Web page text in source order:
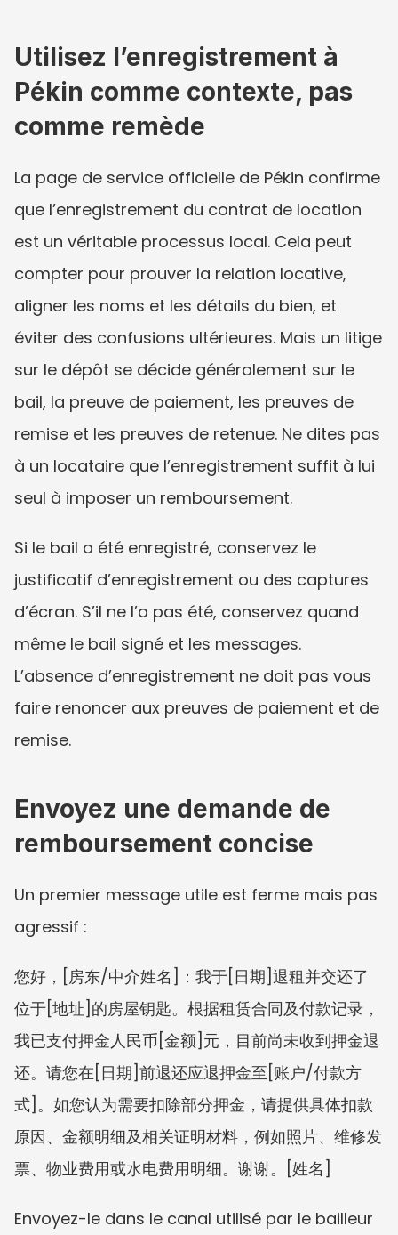
Utilisez l’enregistrement à
Pékin comme contexte, pas
comme remède
La page de service officielle de Pékin confirme
que l’enregistrement du contrat de location
est un véritable processus local. Cela peut
compter pour prouver la relation locative,
aligner les noms et les détails du bien, et
éviter des confusions ultérieures. Mais un litige
sur le dépôt se décide généralement sur le
bail, la preuve de paiement, les preuves de
remise et les preuves de retenue. Ne dites pas
à un locataire que l’enregistrement suffit à lui
seul à imposer un remboursement.
Si le bail a été enregistré, conservez le
justificatif d’enregistrement ou des captures
d’écran. S’il ne l’a pas été, conservez quand
même le bail signé et les messages.
L’absence d’enregistrement ne doit pas vous
faire renoncer aux preuves de paiement et de
remise.
Envoyez une demande de
remboursement concise
Un premier message utile est ferme mais pas
agressif :
您好，[房东/中介姓名]：我于[日期]退租并交还了
位于[地址]的房屋钥匙。根据租赁合同及付款记录，
我已支付押金人民币[金额]元，目前尚未收到押金退
还。请您在[日期]前退还应退押金至[账户/付款方
式]。如您认为需要扣除部分押金，请提供具体扣款
原因、金额明细及相关证明材料，例如照片、维修发
票、物业费用或水电费用明细。谢谢。[姓名]
Envoyez-le dans le canal utilisé par le bailleur